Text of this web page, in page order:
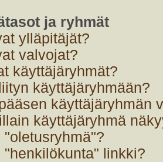
ja ryhmät
ylläpitäjät?
valvojat?
käyttäjäryhmät?
käyttäjäryhmään?
käyttäjäryhmän
käyttäjäryhmä
"oletusryhmä"?
"henkilökunta" linkki?